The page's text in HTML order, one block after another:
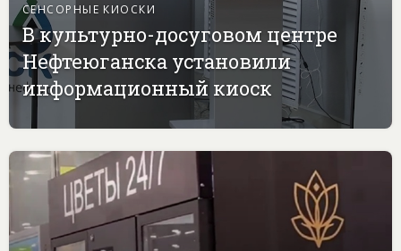
СЕНСОРНЫЕ КИОСКИ
В культурно-досуговом центре
Нефтеюганска установили
информационный киоск